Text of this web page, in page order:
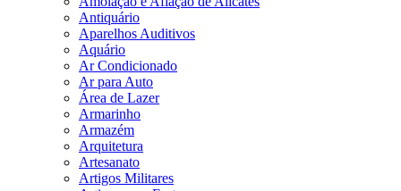
Antiquário
Aparelhos Auditivos
Aquário
Ar Condicionado
Ar para Auto
Área de Lazer
Armarinho
Armazém
Arquitetura
Artesanato
Artigos Militares